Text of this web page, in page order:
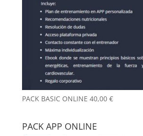
PACK BASIC ONLINE 40,00 €
PACK APP ONLINE